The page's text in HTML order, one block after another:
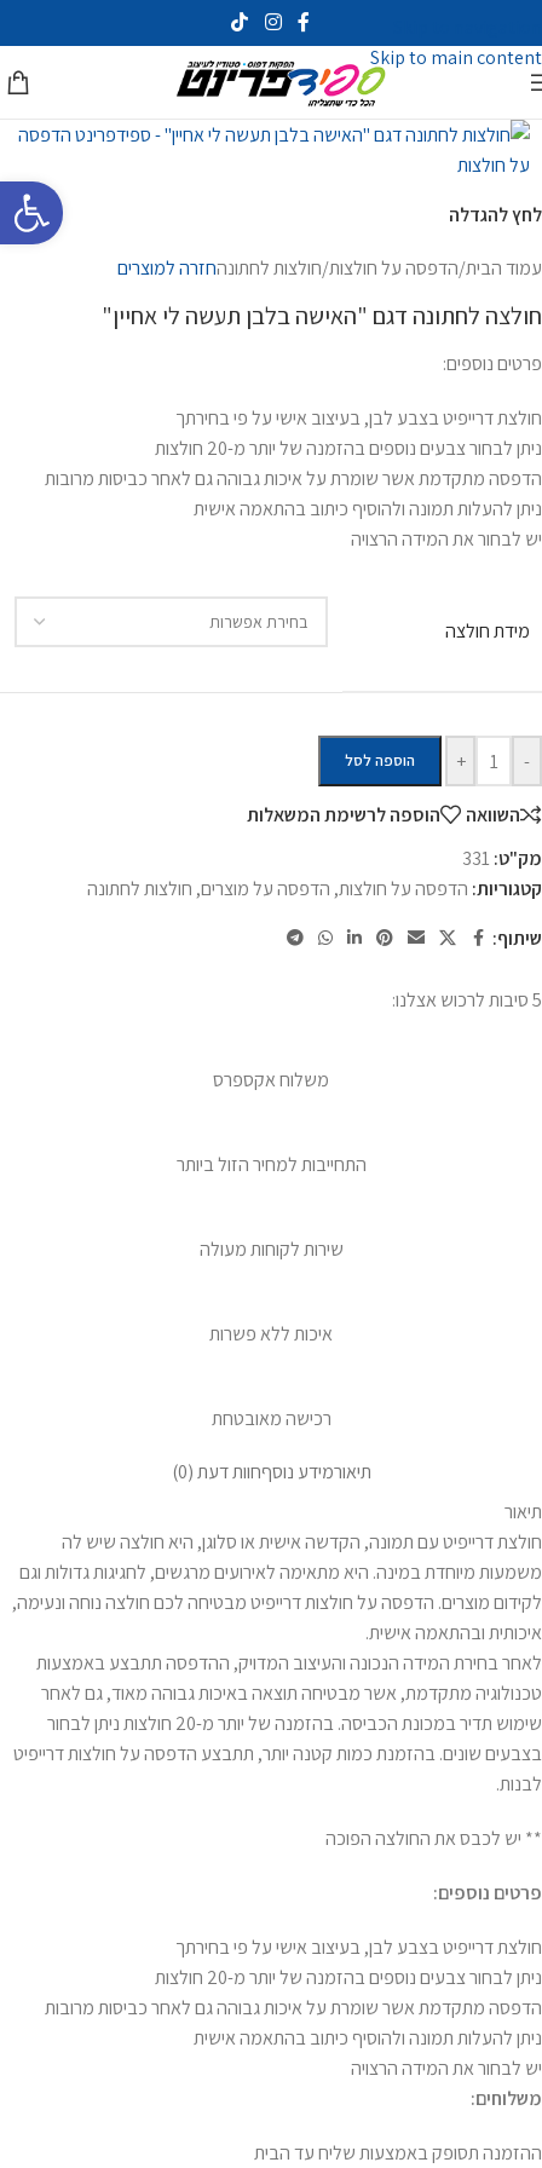
פתח
Skip to main content
לחץ להגדלה
עמוד הבית/הדפסה על חולצות/חולצות לחתונהחזרה למוצרים
חולצה לחתונה דגם "האישה בלבן תעשה לי אחיין"
פרטים נוספים:
חולצת דרייפיט בצבע לבן, בעיצוב אישי על פי בחירתך
ניתן לבחור צבעים נוספים בהזמנה של יותר מ-20 חולצות
הדפסה מתקדמת אשר שומרת על איכות גבוהה גם לאחר כביסות מרובות
ניתן להעלות תמונה ולהוסיף כיתוב בהתאמה אישית
יש לבחור את המידה הרצויה
מידת חולצה
-
+ הוספה לסל
השוואה
הוספה לרשימת המשאלות
מק"ט: 331
קטגוריות: הדפסה על חולצות, הדפסה על מוצרים, חולצות לחתונה
שיתוף:
5 סיבות לרכוש אצלנו:
משלוח אקספרס
התחייבות למחיר הזול ביותר
שירות לקוחות מעולה
איכות ללא פשרות
רכישה מאובטחת
תיאורמידע נוסףחוות דעת (0)
תיאור
חולצת דרייפיט עם תמונה, הקדשה אישית או סלוגן, היא חולצה שיש לה
משמעות מיוחדת במינה. היא מתאימה לאירועים מרגשים, לחגיגות גדולות וגם
לקידום מוצרים. הדפסה על חולצות דרייפיט מבטיחה לכם חולצה נוחה ונעימה,
איכותית ובהתאמה אישית.
לאחר בחירת המידה הנכונה והעיצוב המדויק, ההדפסה תתבצע באמצעות
טכנולוגיה מתקדמת, אשר מבטיחה תוצאה באיכות גבוהה מאוד, גם לאחר
שימוש תדיר במכונת הכביסה. בהזמנה של יותר מ-20 חולצות ניתן לבחור
בצבעים שונים. בהזמנת כמות קטנה יותר, תתבצע הדפסה על חולצות דרייפיט
לבנות.
** יש לכבס את החולצה הפוכה
פרטים נוספים:
חולצת דרייפיט בצבע לבן, בעיצוב אישי על פי בחירתך
ניתן לבחור צבעים נוספים בהזמנה של יותר מ-20 חולצות
הדפסה מתקדמת אשר שומרת על איכות גבוהה גם לאחר כביסות מרובות
ניתן להעלות תמונה ולהוסיף כיתוב בהתאמה אישית
יש לבחור את המידה הרצויה
משלוחים:
ההזמנה תסופק באמצעות שליח עד הבית